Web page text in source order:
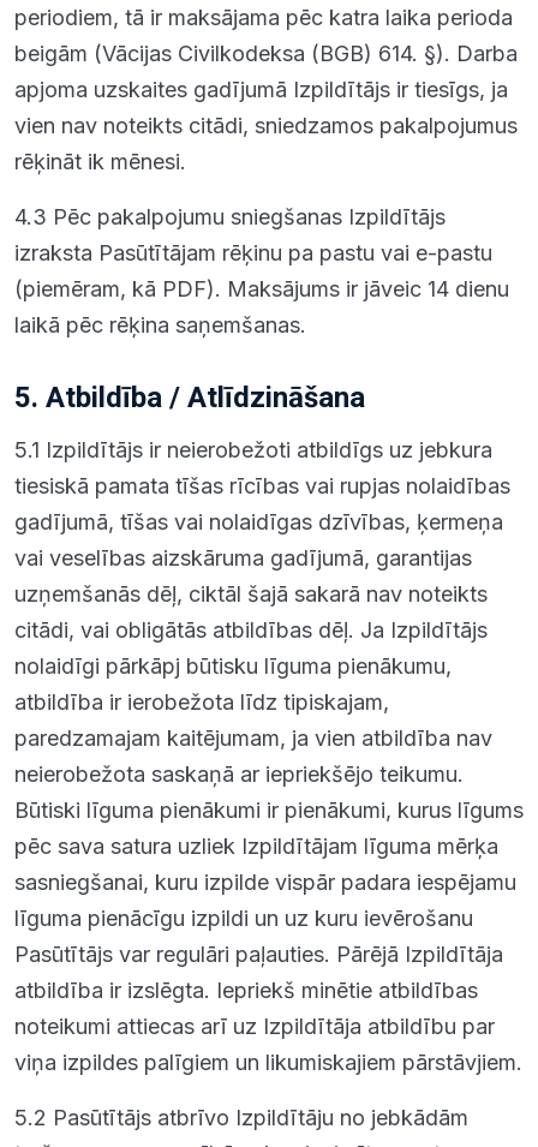
periodiem, tā ir maksājama pēc katra laika perioda
beigām (Vācijas Civilkodeksa (BGB) 614. §). Darba
apjoma uzskaites gadījumā Izpildītājs ir tiesīgs, ja
vien nav noteikts citādi, sniedzamos pakalpojumus
rēķināt ik mēnesi.
4.3 Pēc pakalpojumu sniegšanas Izpildītājs
izraksta Pasūtītājam rēķinu pa pastu vai e-pastu
(piemēram, kā PDF). Maksājums ir jāveic 14 dienu
laikā pēc rēķina saņemšanas.
5. Atbildība / Atlīdzināšana
5.1 Izpildītājs ir neierobežoti atbildīgs uz jebkura
tiesiskā pamata tīšas rīcības vai rupjas nolaidības
gadījumā, tīšas vai nolaidīgas dzīvības, ķermeņa
vai veselības aizskāruma gadījumā, garantijas
uzņemšanās dēļ, ciktāl šajā sakarā nav noteikts
citādi, vai obligātās atbildības dēļ. Ja Izpildītājs
nolaidīgi pārkāpj būtisku līguma pienākumu,
atbildība ir ierobežota līdz tipiskajam,
paredzamajam kaitējumam, ja vien atbildība nav
neierobežota saskaņā ar iepriekšējo teikumu.
Būtiski līguma pienākumi ir pienākumi, kurus līgums
pēc sava satura uzliek Izpildītājam līguma mērķa
sasniegšanai, kuru izpilde vispār padara iespējamu
līguma pienācīgu izpildi un uz kuru ievērošanu
Pasūtītājs var regulāri paļauties. Pārējā Izpildītāja
atbildība ir izslēgta. Iepriekš minētie atbildības
noteikumi attiecas arī uz Izpildītāja atbildību par
viņa izpildes palīgiem un likumiskajiem pārstāvjiem.
5.2 Pasūtītājs atbrīvo Izpildītāju no jebkādām